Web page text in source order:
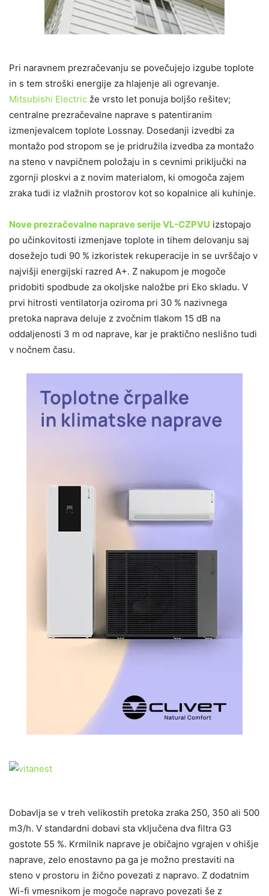
Pri naravnem prezračevanju se povečujejo izgube toplote
in s tem stroški energije za hlajenje ali ogrevanje.
Mitsubishi Electric že vrsto let ponuja boljšo rešitev;
centralne prezračevalne naprave s patentiranim
izmenjevalcem toplote Lossnay. Dosedanji izvedbi za
montažo pod stropom se je pridružila izvedba za montažo
na steno v navpičnem položaju in s cevnimi priključki na
zgornji ploskvi a z novim materialom, ki omogoča zajem
zraka tudi iz vlažnih prostorov kot so kopalnice ali kuhinje.
Nove prezračevalne naprave serije VL-CZPVU izstopajo
po učinkovitosti izmenjave toplote in tihem delovanju saj
dosežejo tudi 90 % izkoristek rekuperacije in se uvrščajo v
najvišji energijski razred A+. Z nakupom je mogoče
pridobiti spodbude za okoljske naložbe pri Eko skladu. V
prvi hitrosti ventilatorja oziroma pri 30 % nazivnega
pretoka naprava deluje z zvočnim tlakom 15 dB na
oddaljenosti 3 m od naprave, kar je praktično neslišno tudi
v nočnem času.
Dobavlja se v treh velikostih pretoka zraka 250, 350 ali 500
m3/h. V standardni dobavi sta vključena dva filtra G3
gostote 55 %. Krmilnik naprave je običajno vgrajen v ohišje
naprave, zelo enostavno pa ga je možno prestaviti na
steno v prostoru in žično povezati z napravo. Z dodatnim
Wi-fi vmesnikom je mogoče napravo povezati še z